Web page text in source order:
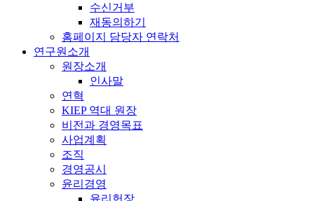
수신거부
재동의하기
홈페이지 담당자 연락처
연구원소개
원장소개
인사말
연혁
KIEP 역대 원장
비전과 경영목표
사업계획
조직
경영공시
윤리경영
윤리헌장